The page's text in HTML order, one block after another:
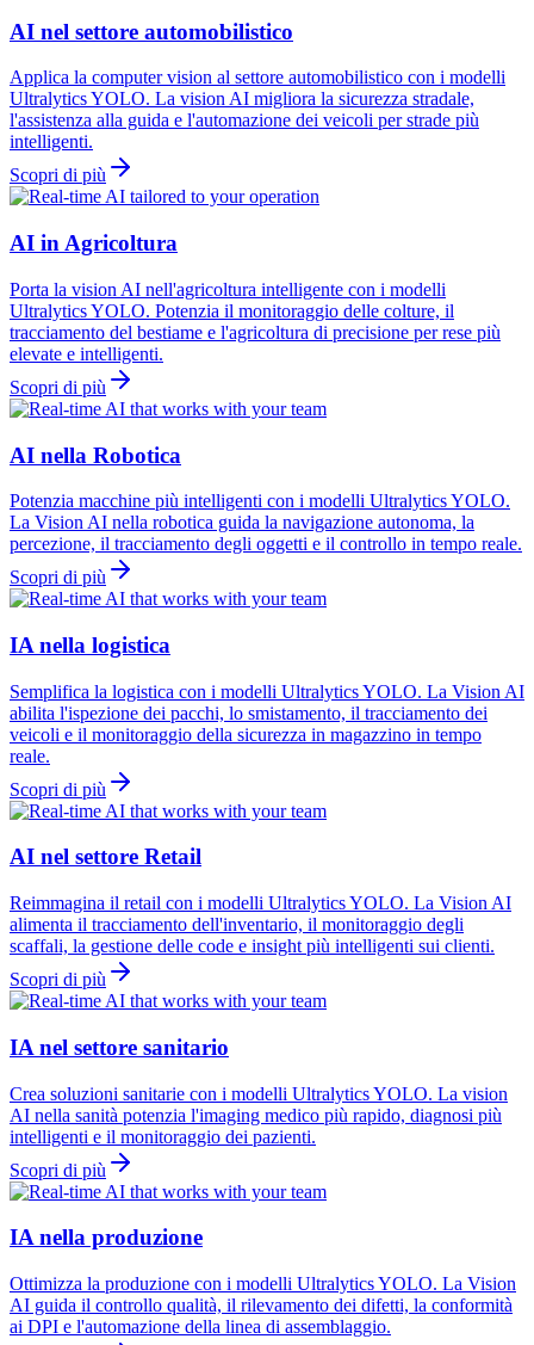
AI nel settore automobilistico
Applica la computer vision al settore automobilistico con i modelli
Ultralytics YOLO. La vision AI migliora la sicurezza stradale,
l'assistenza alla guida e l'automazione dei veicoli per strade più
intelligenti.
Scopri di più
AI in Agricoltura
Porta la vision AI nell'agricoltura intelligente con i modelli
Ultralytics YOLO. Potenzia il monitoraggio delle colture, il
tracciamento del bestiame e l'agricoltura di precisione per rese più
elevate e intelligenti.
Scopri di più
AI nella Robotica
Potenzia macchine più intelligenti con i modelli Ultralytics YOLO.
La Vision AI nella robotica guida la navigazione autonoma, la
percezione, il tracciamento degli oggetti e il controllo in tempo reale.
Scopri di più
IA nella logistica
Semplifica la logistica con i modelli Ultralytics YOLO. La Vision AI
abilita l'ispezione dei pacchi, lo smistamento, il tracciamento dei
veicoli e il monitoraggio della sicurezza in magazzino in tempo
reale.
Scopri di più
AI nel settore Retail
Reimmagina il retail con i modelli Ultralytics YOLO. La Vision AI
alimenta il tracciamento dell'inventario, il monitoraggio degli
scaffali, la gestione delle code e insight più intelligenti sui clienti.
Scopri di più
IA nel settore sanitario
Crea soluzioni sanitarie con i modelli Ultralytics YOLO. La vision
AI nella sanità potenzia l'imaging medico più rapido, diagnosi più
intelligenti e il monitoraggio dei pazienti.
Scopri di più
IA nella produzione
Ottimizza la produzione con i modelli Ultralytics YOLO. La Vision
AI guida il controllo qualità, il rilevamento dei difetti, la conformità
ai DPI e l'automazione della linea di assemblaggio.